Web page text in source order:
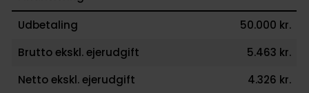
Udbetaling
50.000 kr.
Brutto ekskl. ejerudgift
5.463 kr.
Netto ekskl. ejerudgift
4.326 kr.